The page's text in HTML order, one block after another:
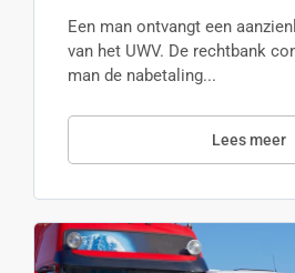
Een man ontvangt een
van het UWV. De rechtbank
man de nabetaling...
Lees meer